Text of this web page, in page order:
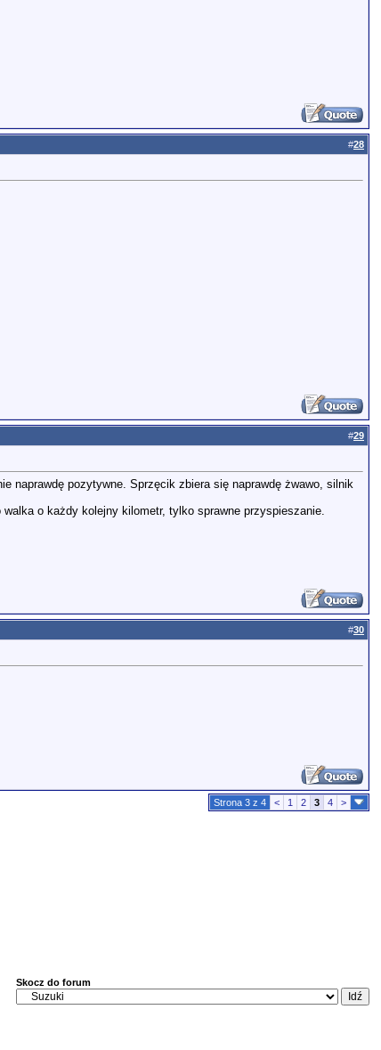
#28
#29
naprawdę pozytywne. Sprzęcik zbiera się naprawdę żwawo, silnik
o każdy kolejny kilometr, tylko sprawne przyspieszanie.
#30
Strona 3 z 4 < 1 2 3 4 >
Skocz do forum